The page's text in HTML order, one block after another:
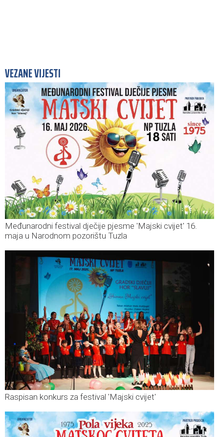
VEZANE VIJESTI
Međunarodni festival dječije pjesme 'Majski cvijet' 16.
maja u Narodnom pozorištu Tuzla
Raspisan konkurs za festival 'Majski cvijet'